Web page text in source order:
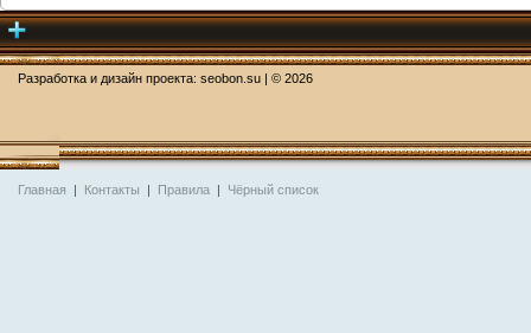
Разработка и дизайн проекта: seobon.su | © 2026
Главная | Контакты | Правила | Чёрный список